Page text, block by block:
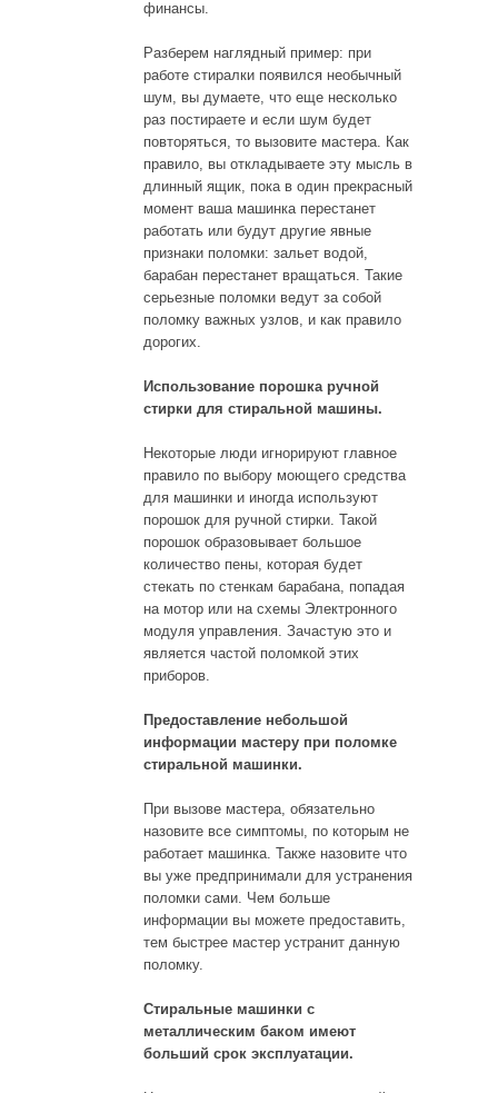
финансы.
Разберем наглядный пример: при
работе стиралки появился необычный
шум, вы думаете, что еще несколько
раз постираете и если шум будет
повторяться, то вызовите мастера. Как
правило, вы откладываете эту мысль в
длинный ящик, пока в один прекрасный
момент ваша машинка перестанет
работать или будут другие явные
признаки поломки: зальет водой,
барабан перестанет вращаться. Такие
серьезные поломки ведут за собой
поломку важных узлов, и как правило
дорогих.
Использование порошка ручной
стирки для стиральной машины.
Некоторые люди игнорируют главное
правило по выбору моющего средства
для машинки и иногда используют
порошок для ручной стирки. Такой
порошок образовывает большое
количество пены, которая будет
стекать по стенкам барабана, попадая
на мотор или на схемы Электронного
модуля управления. Зачастую это и
является частой поломкой этих
приборов.
Предоставление небольшой
информации мастеру при поломке
стиральной машинки.
При вызове мастера, обязательно
назовите все симптомы, по которым не
работает машинка. Также назовите что
вы уже предпринимали для устранения
поломки сами. Чем больше
информации вы можете предоставить,
тем быстрее мастер устранит данную
поломку.
Стиральные машинки с
металлическим баком имеют
больший срок эксплуатации.